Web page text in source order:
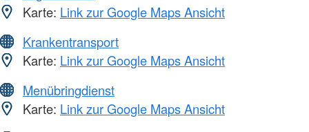
Karte: Link zur Google Maps Ansicht
Krankentransport
Karte: Link zur Google Maps Ansicht
Menübringdienst
Karte: Link zur Google Maps Ansicht